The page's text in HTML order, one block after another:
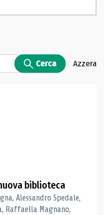
Cerca Azzera
biblioteca
Alessandro Spedale,
Raffaella Magnano,